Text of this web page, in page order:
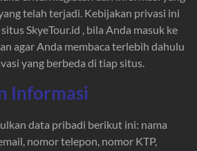
telah terjadi. Kebijakan privasi ini
SkyeTour.id , bila Anda masuk ke
agar Anda membaca terlebih dahulu
yang berbeda di tiap situs.
Informasi
data pribadi berikut ini: nama
nomor telepon, nomor KTP,